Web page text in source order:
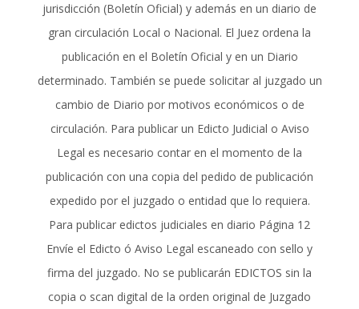
jurisdicción (Boletín Oficial) y además en un diario de
gran circulación Local o Nacional. El Juez ordena la
publicación en el Boletín Oficial y en un Diario
determinado. También se puede solicitar al juzgado un
cambio de Diario por motivos económicos o de
circulación. Para publicar un Edicto Judicial o Aviso
Legal es necesario contar en el momento de la
publicación con una copia del pedido de publicación
expedido por el juzgado o entidad que lo requiera.
Para publicar edictos judiciales en diario Página 12
Envíe el Edicto ó Aviso Legal escaneado con sello y
firma del juzgado. No se publicarán EDICTOS sin la
copia o scan digital de la orden original de Juzgado